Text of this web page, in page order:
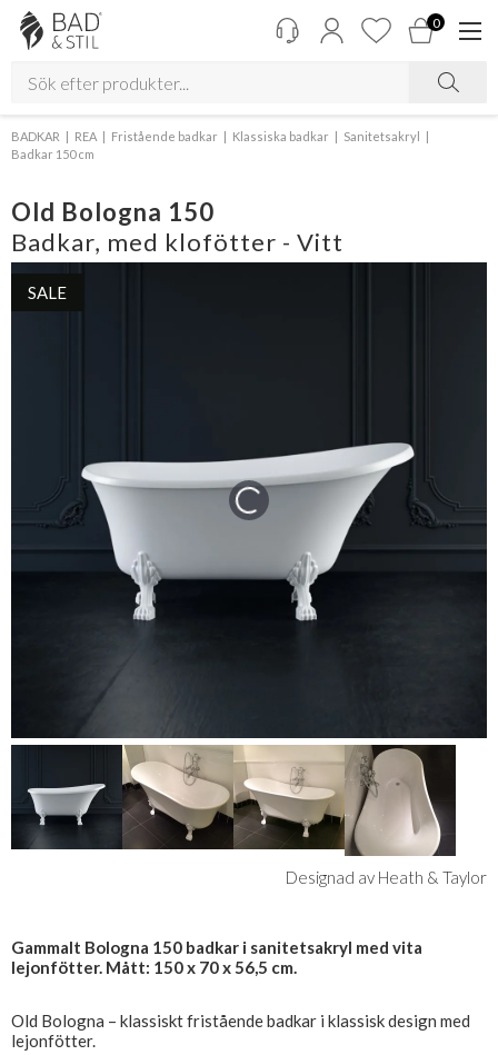
0
BADKAR REA Fristående badkar Klassiska badkar
Sanitetsakryl
Badkar 150 cm
Old Bologna 150
Badkar, med klofötter - Vitt
SALE
Designad av Heath & Taylor
Gammalt Bologna 150 badkar i sanitetsakryl med vita
lejonfötter. Mått: 150 x 70 x 56,5 cm.
Old Bologna – klassiskt fristående badkar i klassisk design med
lejonfötter.